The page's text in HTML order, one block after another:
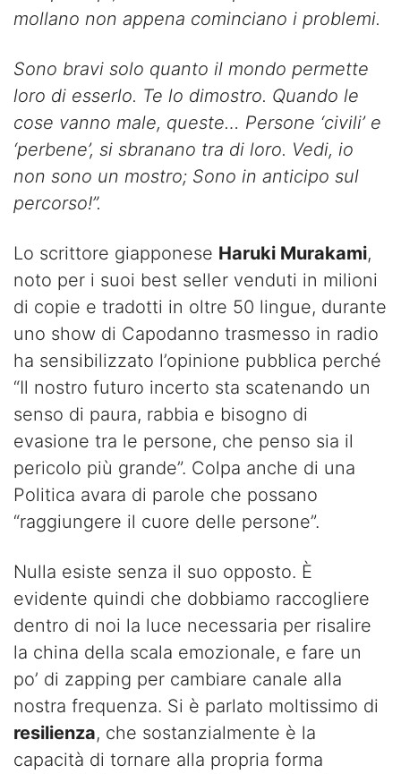
mollano non appena cominciano i problemi.
Sono bravi solo quanto il mondo permette
loro di esserlo. Te lo dimostro. Quando le
cose vanno male, queste… Persone ‘civili’ e
‘perbene’, si sbranano tra di loro. Vedi, io
non sono un mostro; Sono in anticipo sul
percorso!”.
Lo scrittore giapponese Haruki Murakami,
noto per i suoi best seller venduti in milioni
di copie e tradotti in oltre 50 lingue, durante
uno show di Capodanno trasmesso in radio
ha sensibilizzato l’opinione pubblica perché
“Il nostro futuro incerto sta scatenando un
senso di paura, rabbia e bisogno di
evasione tra le persone, che penso sia il
pericolo più grande”. Colpa anche di una
Politica avara di parole che possano
“raggiungere il cuore delle persone”.
Nulla esiste senza il suo opposto. È
evidente quindi che dobbiamo raccogliere
dentro di noi la luce necessaria per risalire
la china della scala emozionale, e fare un
po’ di zapping per cambiare canale alla
nostra frequenza. Si è parlato moltissimo di
resilienza, che sostanzialmente è la
capacità di tornare alla propria forma